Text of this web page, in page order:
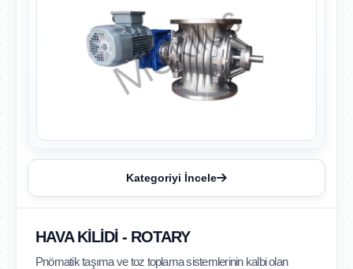
Kategoriyi İncele
HAVA KILIDI - ROTARY
Pnömatik taşıma ve toz toplama sistemlerinin kalbi olan